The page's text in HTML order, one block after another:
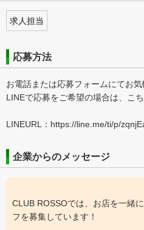
求人担当
応募方法
お電話または応募フォームにてお気
LINEで応募をご希望の場合は、こ
LINEURL：https://line.me/ti/p/
企業からのメッセージ
CLUB ROSSOでは、お店を一緒
フを募集しています！